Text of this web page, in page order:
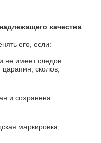
качества
его, если:
не имеет следов
сколов,
и сохранена
маркировка;